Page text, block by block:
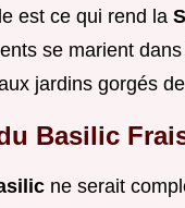
est ce qui rend la
se marient
jardins gorgés
Basilic
ne serait